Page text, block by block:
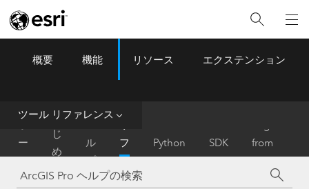
ArcGIS Pro Menu
概要 機能 リソース エクステンション
ツール リファレンス
ー
ム
は
じ
め
に
ル
プ
フ
ァ
レ
Python SDK
from
ArcMap